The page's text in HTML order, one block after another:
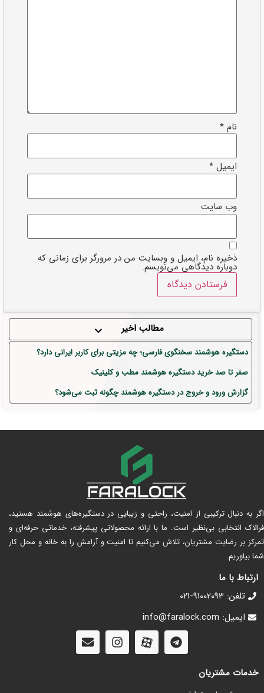
نام *
ایمیل *
وب‌ سایت
ذخیره نام، ایمیل و وبسایت من در مرورگر برای زمانی که
دوباره دیدگاهی می‌نویسم.
مطالب اخیر
دستگیره هوشمند سخنگوی فارسی؛ چه مزیتی برای کاربر ایرانی دارد؟
صفر تا صد خرید دستگیره هوشمند مطب و کلینیک
گزارش ورود و خروج در دستگیره هوشمند چگونه ثبت می‌شود؟
اگر به دنبال ترکیبی از امنیت، راحتی و زیبایی در دستگیره‌های هوشمند هستید،
فرالاک انتخابی بی‌نظیر است. ما با ارائه محصولاتی پیشرفته، خدماتی حرفه‌ای و
تمرکز بر رضایت مشتریان، تلاش می‌کنیم تا امنیت و آرامش را به خانه و محل کار
شما بیاوریم.
ارتباط با ما
تلفن: 91002093-021
ایمیل: info@faralock.com
خدمات مشتریان